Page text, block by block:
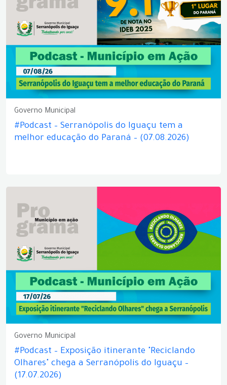
Governo Municipal
#Podcast – Serranópolis do Iguaçu tem a
melhor educação do Paraná – (07.08.2026)
Governo Municipal
#Podcast – Exposição itinerante "Reciclando
Olhares" chega a Serranópolis do Iguaçu –
(17.07.2026)